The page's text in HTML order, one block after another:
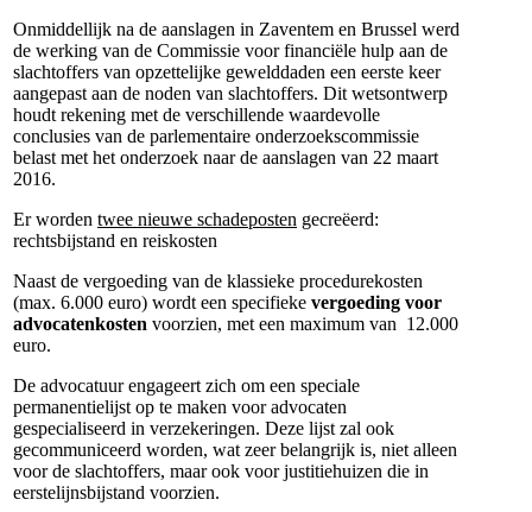
Onmiddellijk na de aanslagen in Zaventem en Brussel werd
de werking van de Commissie voor financiële hulp aan de
slachtoffers van opzettelijke gewelddaden een eerste keer
aangepast aan de noden van slachtoffers. Dit wetsontwerp
houdt rekening met de verschillende waardevolle
conclusies van de parlementaire onderzoekscommissie
belast met het onderzoek naar de aanslagen van 22 maart
2016.
Er worden twee nieuwe schadeposten gecreëerd:
rechtsbijstand en reiskosten
Naast de vergoeding van de klassieke procedurekosten
(max. 6.000 euro) wordt een specifieke vergoeding voor
advocatenkosten voorzien, met een maximum van 12.000
euro.
De advocatuur engageert zich om een speciale
permanentielijst op te maken voor advocaten
gespecialiseerd in verzekeringen. Deze lijst zal ook
gecommuniceerd worden, wat zeer belangrijk is, niet alleen
voor de slachtoffers, maar ook voor justitiehuizen die in
eerstelijnsbijstand voorzien.